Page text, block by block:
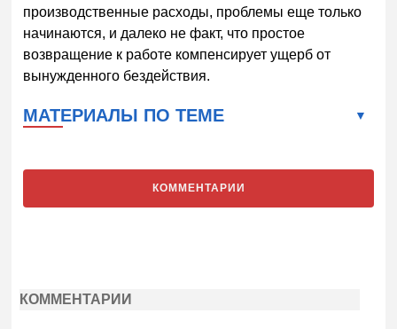
производственные расходы, проблемы еще только
начинаются, и далеко не факт, что простое
возвращение к работе компенсирует ущерб от
вынужденного бездействия.
МАТЕРИАЛЫ ПО ТЕМЕ
КОММЕНТАРИИ
КОММЕНТАРИИ